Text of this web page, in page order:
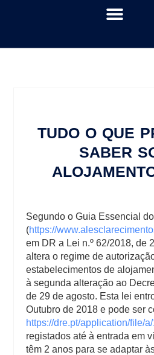
TUDO O QUE
SABER
Segundo o Guia Essencial
(https://
em DR a Lei n.º 62/2018, de
altera o regime de
estabelecimentos de
à segunda alteração ao
de 29 de agosto. Esta lei
Outubro de 2018 e pode ser
https://dre.pt/application/file/
registados até à entrada em
têm 2 anos para se adaptar